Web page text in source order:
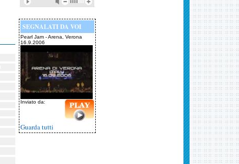
SEGNALATI DA VOI
Pearl Jam - Arena, Verona
16.9.2006
Inviato da:
Guarda tutti